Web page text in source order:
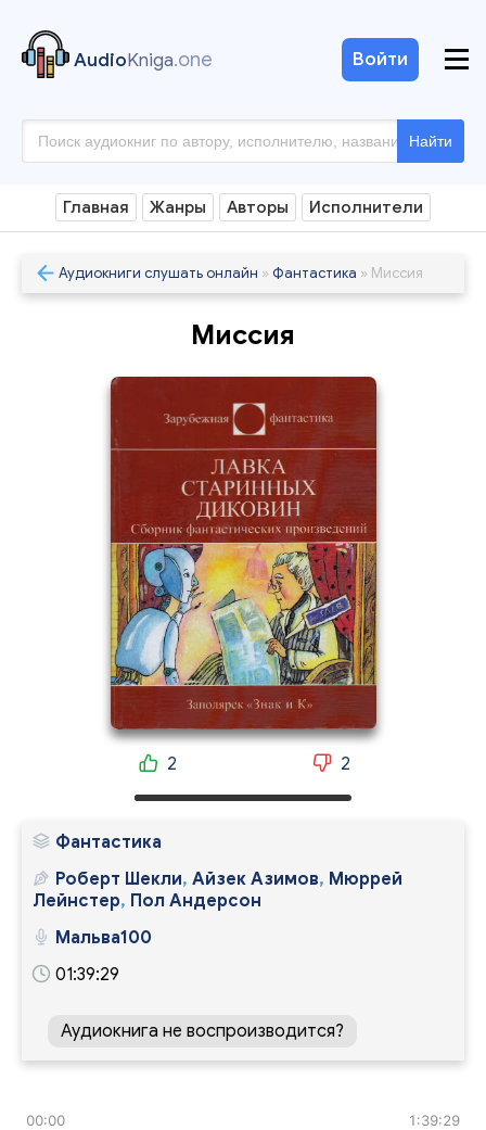
AudioKniga.one
Найти
Войти
Главная Жанры Авторы Исполнители
Аудиокниги слушать онлайн » Фантастика » Миссия
Миссия
2 2
Фантастика
Роберт Шекли, Айзек Азимов, Мюррей
Лейнстер, Пол Андерсон
Мальва100
01:39:29
Аудиокнига не воспроизводится?
00:00 1:39:29